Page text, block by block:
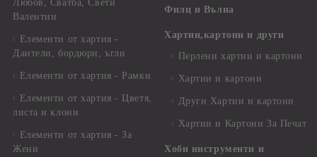
Любов, Сватба, Свети
Валентин
Елементи от хартия -
Дантели, бордюри, ъгли
Елементи от хартия - Рамки
Елементи от хартия - Цветя,
листа и клони
Елементи от хартия - За
Жени
Филц и Вълна
Хартии,картони и други
Перлени хартии и картони
Хартии и картони
Други Хартии и картони
Хартии и Картони За Печат
Хоби инструменти и